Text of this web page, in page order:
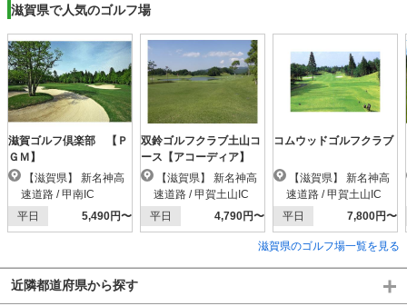
滋賀県で人気のゴルフ場
滋賀ゴルフ倶楽部 【Ｐ
ＧＭ】
速道路 / 甲南IC
平日
5,490円〜
双鈴ゴルフクラブ土山コ
ース【アコーディア】
速道路 / 甲賀土山IC
平日
4,790円〜
コムウッドゴルフクラブ
速道路 / 甲賀土山IC
平日
7,800円〜
滋賀県のゴルフ場一覧を見る
近隣都道府県から探す